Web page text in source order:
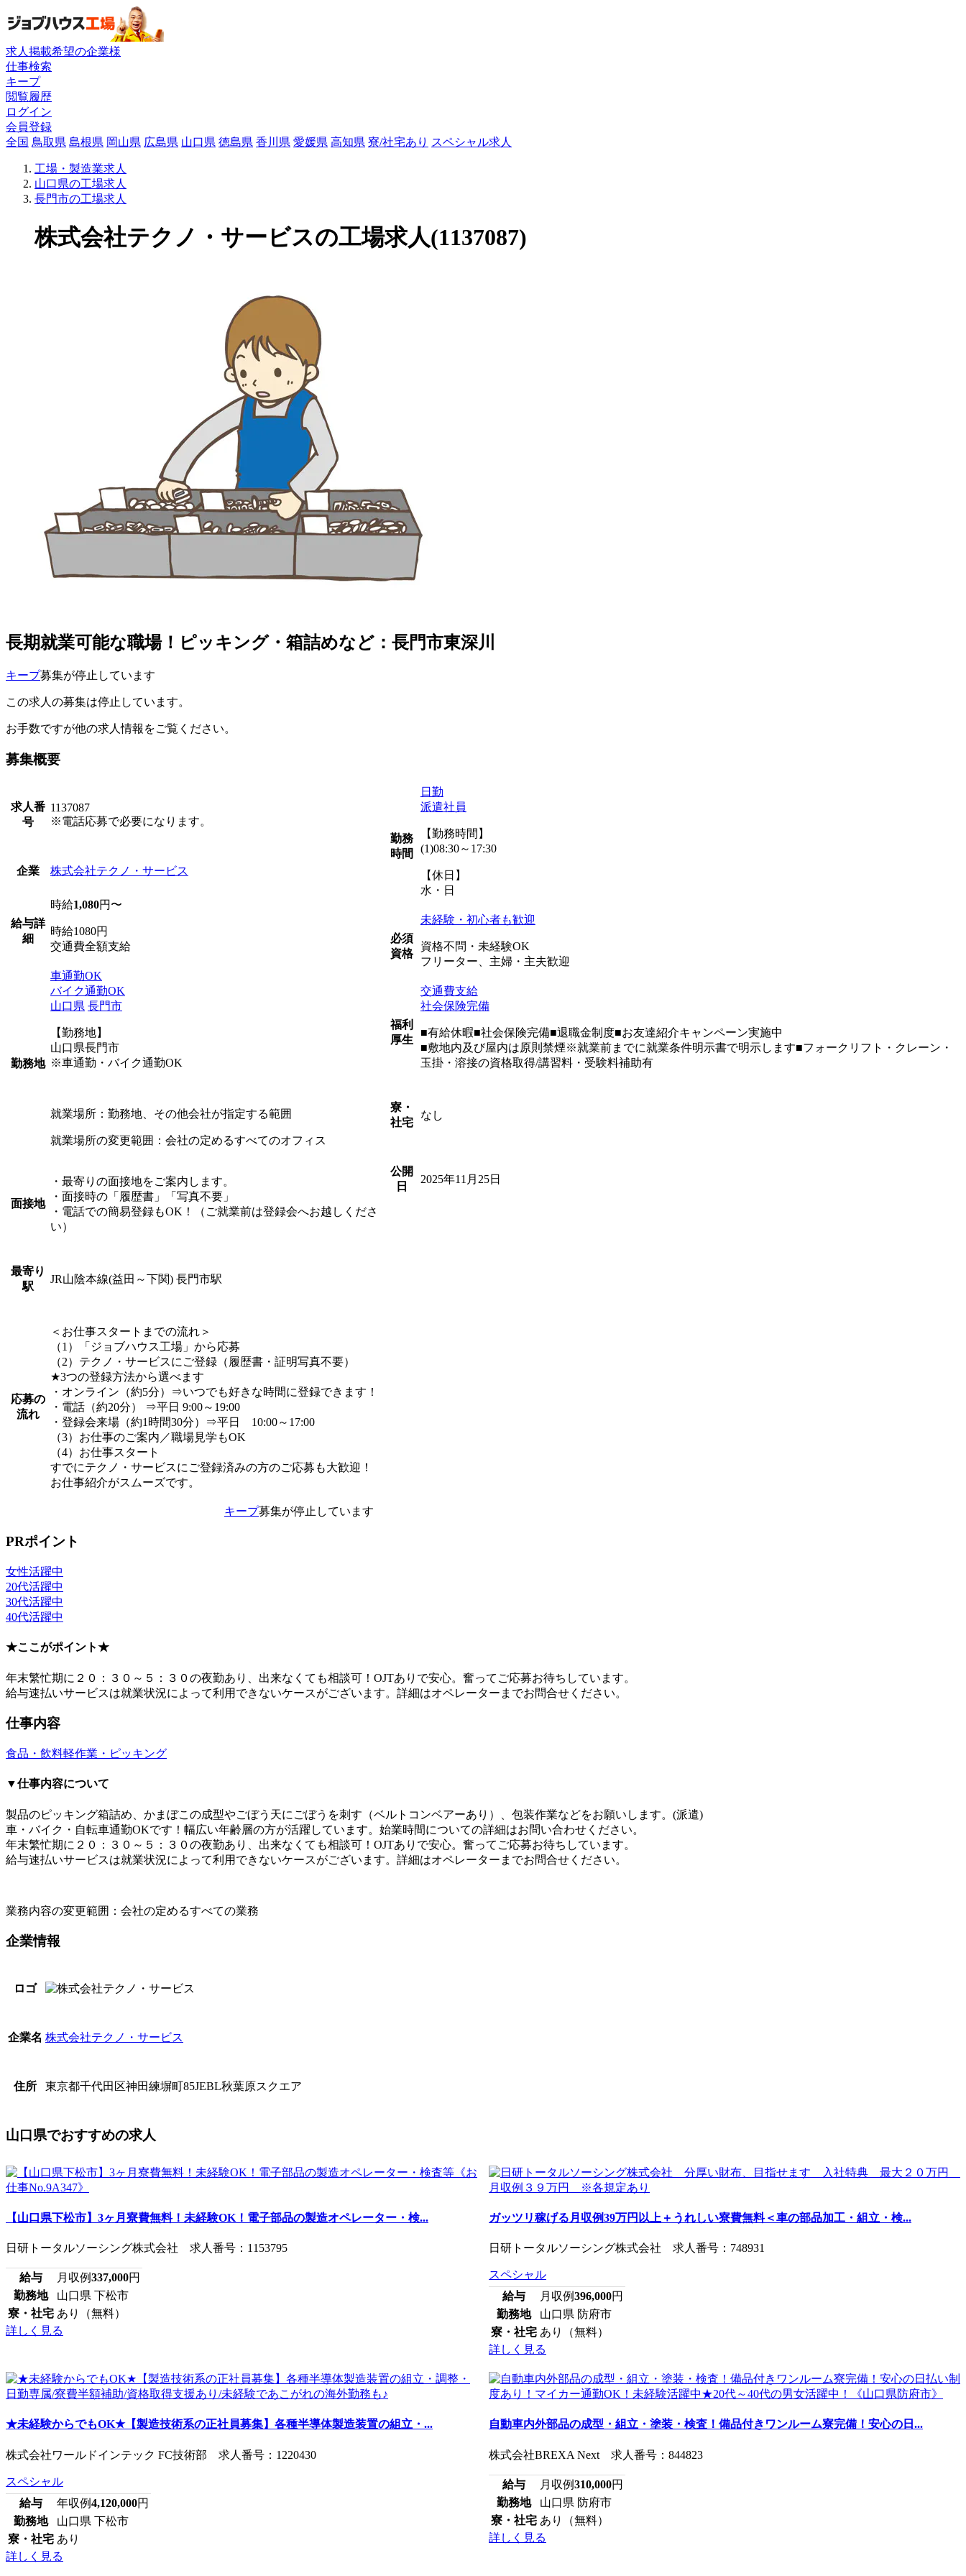
求人掲載希望の企業様
仕事検索
キープ
閲覧履歴
ログイン
会員登録
全国 鳥取県 島根県 岡山県 広島県 山口県 徳島県 香川県 愛媛県 高知県 寮/社宅あり スペシャル求人
工場・製造業求人
山口県の工場求人
長門市の工場求人
株式会社テクノ・サービスの工場求人(1137087)
長期就業可能な職場！ピッキング・箱詰めなど：長門市東深川
キープ募集が停止しています
この求人の募集は停止しています。
お手数ですが他の求人情報をご覧ください。
募集概要
求人番
号
1137087
※電話応募で必要になります。
企業 株式会社テクノ・サービス
給与詳
細
時給1,080円〜
時給1080円
交通費全額支給
勤務地
車通勤OK
バイク通勤OK
山口県 長門市
【勤務地】
山口県長門市
※車通勤・バイク通勤OK
就業場所：勤務地、その他会社が指定する範囲
就業場所の変更範囲：会社の定めるすべてのオフィス
面接地
・最寄りの面接地をご案内します。
・面接時の「履歴書」「写真不要」
・電話での簡易登録もOK！（ご就業前は登録会へお越しくださ
い）
最寄り
駅
JR山陰本線(益田～下関) 長門市駅
応募の
流れ
＜お仕事スタートまでの流れ＞
（1）「ジョブハウス工場」から応募
（2）テクノ・サービスにご登録（履歴書・証明写真不要）
★3つの登録方法から選べます
・オンライン（約5分）⇒いつでも好きな時間に登録できます！
・電話（約20分） ⇒平日 9:00～19:00
・登録会来場（約1時間30分）⇒平日 10:00～17:00
（3）お仕事のご案内／職場見学もOK
（4）お仕事スタート
すでにテクノ・サービスにご登録済みの方のご応募も大歓迎！
お仕事紹介がスムーズです。
勤務
時間
日勤
派遣社員
【勤務時間】
(1)08:30～17:30
【休日】
水・日
必須
資格
未経験・初心者も歓迎
資格不問・未経験OK
フリーター、主婦・主夫歓迎
福利
厚生
交通費支給
社会保険完備
■有給休暇■社会保険完備■退職金制度■お友達紹介キャンペーン実施中
■敷地内及び屋内は原則禁煙※就業前までに就業条件明示書で明示します■フォークリフト・クレーン・
玉掛・溶接の資格取得/講習料・受験料補助有
寮・
社宅
なし
公開
日
2025年11月25日
キープ募集が停止しています
PRポイント
女性活躍中
20代活躍中
30代活躍中
40代活躍中
★ここがポイント★
年末繁忙期に２０：３０～５：３０の夜勤あり、出来なくても相談可！OJTありで安心。奮ってご応募お待ちしています。
給与速払いサービスは就業状況によって利用できないケースがございます。詳細はオペレーターまでお問合せください。
仕事内容
食品・飲料軽作業・ピッキング
▼仕事内容について
製品のピッキング箱詰め、かまぼこの成型やごぼう天にごぼうを刺す（ベルトコンベアーあり）、包装作業などをお願いします。(派遣)
車・バイク・自転車通勤OKです！幅広い年齢層の方が活躍しています。始業時間についての詳細はお問い合わせください。
年末繁忙期に２０：３０～５：３０の夜勤あり、出来なくても相談可！OJTありで安心。奮ってご応募お待ちしています。
給与速払いサービスは就業状況によって利用できないケースがございます。詳細はオペレーターまでお問合せください。
業務内容の変更範囲：会社の定めるすべての業務
企業情報
ロゴ
企業名 株式会社テクノ・サービス
住所 東京都千代田区神田練塀町85JEBL秋葉原スクエア
山口県でおすすめの求人
【山口県下松市】3ヶ月寮費無料！未経験OK！電子部品の製造オペレーター・検...
日研トータルソーシング株式会社 求人番号：1153795
給与 月収例337,000円
勤務地
山口県 下松市
寮・社宅 あり（無料）
詳しく見る
ガッツリ稼げる月収例39万円以上＋うれしい寮費無料＜車の部品加工・組立・検...
日研トータルソーシング株式会社 求人番号：748931
スペシャル
給与
月収例396,000円
勤務地
山口県 防府市
寮・社宅 あり（無料）
詳しく見る
★未経験からでもOK★【製造技術系の正社員募集】各種半導体製造装置の組立・...
株式会社ワールドインテック FC技術部 求人番号：1220430
スペシャル
給与
年収例4,120,000円
勤務地
山口県 下松市
寮・社宅 あり
詳しく見る
自動車内外部品の成型・組立・塗装・検査！備品付きワンルーム寮完備！安心の日...
株式会社BREXA Next 求人番号：844823
給与 月収例310,000円
勤務地
山口県 防府市
寮・社宅 あり（無料）
詳しく見る